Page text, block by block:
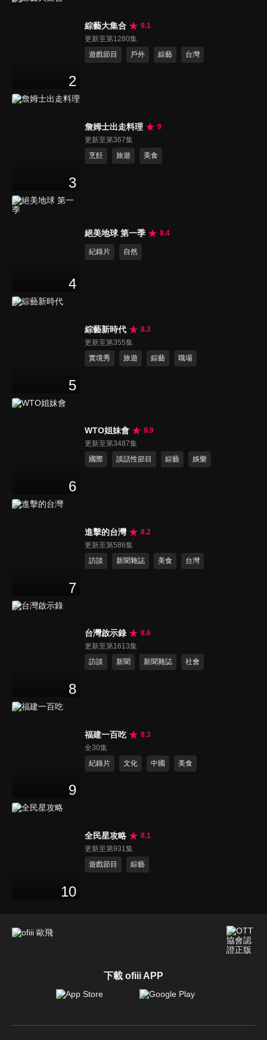
2
綜藝大集合
9.1
更新至第1280集
遊戲節目
戶外 綜藝 台灣
3
詹姆士出走料理
9
更新至第367集
烹飪
旅遊 美食
4
絕美地球 第一季 8.4
紀錄片 自然
5
綜藝新時代
8.3
更新至第355集
實境秀
旅遊 綜藝 職場
6
WTO姐妹會
8.9
更新至第3487集
國際
談話性節目 綜藝 娛樂
7
進擊的台灣
8.2
更新至第586集
訪談
新聞雜誌 美食 台灣
8
台灣啟示錄
8.6
更新至第1613集
訪談
新聞 新聞雜誌 社會
9
福建一百吃
8.3
全30集
紀錄片
文化 中國 美食
10
全民星攻略
8.1
更新至第931集
遊戲節目
綜藝
下載 ofiii APP